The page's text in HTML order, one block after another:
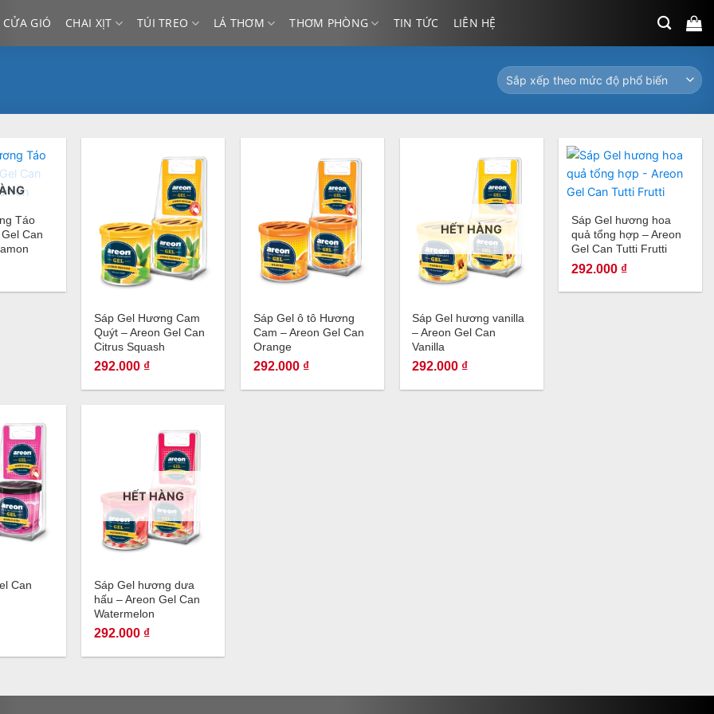
CỬA GIÓ CHAI XỊT TÚI TREO LÁ THƠM THƠM PHÒNG TIN TỨC LIÊN HỆ
Táo
Can
Sáp Gel Hương Cam
Quýt – Areon Gel Can
Citrus Squash
292.000 ₫
Sáp Gel ô tô Hương
Cam – Areon Gel Can
Orange
292.000 ₫
HẾT HÀNG
Sáp Gel hương vanilla
– Areon Gel Can
Vanilla
292.000 ₫
+
Sáp Gel hương hoa
quả tổng hợp – Areon
Gel Can Tutti Frutti
292.000 ₫
Can
HẾT HÀNG
Sáp Gel hương dưa
hấu – Areon Gel Can
Watermelon
292.000 ₫